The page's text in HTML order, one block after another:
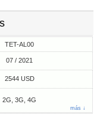
TET-AL00
07 / 2021
2544 USD
2G, 3G, 4G
más ↓